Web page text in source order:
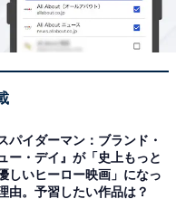
末期に活躍した新選
ます。
とでも知られていま
スパイダーマン：ブランド・
ー・デイ』が「史上もっと
しいヒーロー映画」になっ
由。予習したい作品は？